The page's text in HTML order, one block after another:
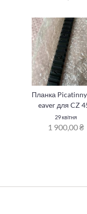
Планка
eaver для CZ
29 квітня
1 900,00 ₴